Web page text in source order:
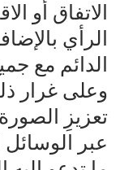
الاتفاق أو
الرأي
الدائم مع
وعلى غرار
تعزيزِ
عبر الوسائل